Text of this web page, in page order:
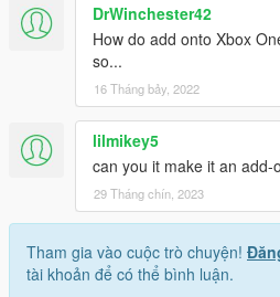
DrWinchester42
How do add onto Xbox
so...
16 Tháng bảy, 2022
lilmikey5
can you it make it an add-
29 Tháng chín, 2023
Tham gia vào cuộc trò chuyện!
tài khoản để có thể bình luận.